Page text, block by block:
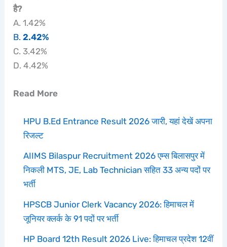
है?
A. 1.42%
B.2.42%
C. 3.42%
D. 4.42%
Read More
HPU B.Ed Entrance Result 2026 जारी, यहां देखें अपना
रिजल्ट
AIIMS Bilaspur Recruitment 2026 एम्स बिलासपुर में
निकली MTS, JE, Lab Technician सहित 33 अन्य पदों पर
भर्ती
HPSCB Junior Clerk Vacancy 2026: हिमाचल में
जूनियर क्लर्क के 91 पदों पर भर्ती
HP Board 12th Result 2026 Live: हिमाचल प्रदेश 12वीं